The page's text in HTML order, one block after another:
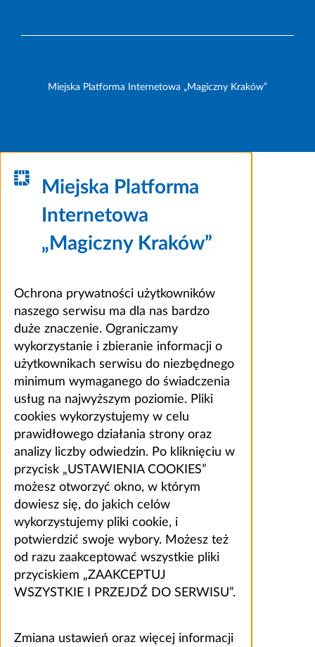
Miejska Platforma Internetowa „Magiczny Kraków”
Miejska Platforma
Internetowa
„Magiczny Kraków”
Ochrona prywatności użytkowników
naszego serwisu ma dla nas bardzo
duże znaczenie. Ograniczamy
wykorzystanie i zbieranie informacji o
użytkownikach serwisu do niezbędnego
minimum wymaganego do świadczenia
usług na najwyższym poziomie. Pliki
cookies wykorzystujemy w celu
prawidłowego działania strony oraz
analizy liczby odwiedzin. Po kliknięciu w
przycisk „USTAWIENIA COOKIES”
możesz otworzyć okno, w którym
dowiesz się, do jakich celów
wykorzystujemy pliki cookie, i
potwierdzić swoje wybory. Możesz też
od razu zaakceptować wszystkie pliki
przyciskiem „ZAAKCEPTUJ
WSZYSTKIE I PRZEJDŹ DO SERWISU”.
Zmiana ustawień oraz więcej informacji